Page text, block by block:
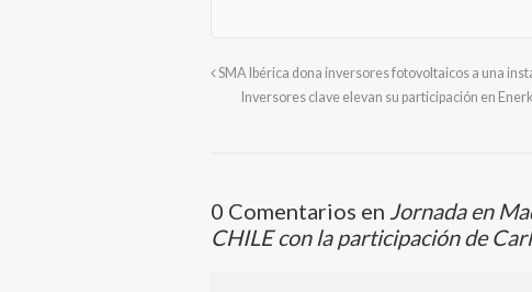
SMA Ibérica dona inversores fotovoltaicos a una
Inversores clave elevan su participación en
0 Comentarios en Jornada en
CHILE con la participación de